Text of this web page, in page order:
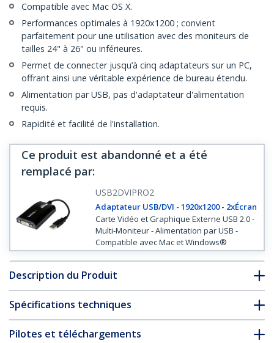
Compatible avec Mac OS X.
Performances optimales à 1920x1200 ; convient
parfaitement pour une utilisation avec des moniteurs de
tailles 24" à 26" ou inférieures.
Permet de connecter jusqu’à cinq adaptateurs sur un PC,
offrant ainsi une véritable expérience de bureau étendu.
Alimentation par USB, pas d'adaptateur d'alimentation
requis.
Rapidité et facilité de l'installation.
Ce produit est abandonné et a été
remplacé par:
USB2DVIPRO2
Adaptateur USB/DVI - 1920x1200 - 2xÉcran
Carte Vidéo et Graphique Externe USB 2.0 -
Multi-Moniteur - Alimentation par USB -
Compatible avec Mac et Windows®
Description du Produit
Spécifications techniques
Pilotes et téléchargements